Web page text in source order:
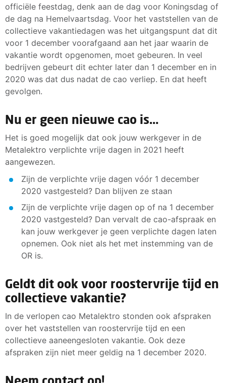
officiële feestdag, denk aan de dag voor Koningsdag of
de dag na Hemelvaartsdag. Voor het vaststellen van de
collectieve vakantiedagen was het uitgangspunt dat dit
voor 1 december voorafgaand aan het jaar waarin de
vakantie wordt opgenomen, moet gebeuren. In veel
bedrijven gebeurt dit echter later dan 1 december en in
2020 was dat dus nadat de cao verliep. En dat heeft
gevolgen.
Nu er geen nieuwe cao is…
Het is goed mogelijk dat ook jouw werkgever in de
Metalektro verplichte vrije dagen in 2021 heeft
aangewezen.
Zijn de verplichte vrije dagen vóór 1 december
2020 vastgesteld? Dan blijven ze staan
Zijn de verplichte vrije dagen op of na 1 december
2020 vastgesteld? Dan vervalt de cao-afspraak en
kan jouw werkgever je geen verplichte dagen laten
opnemen. Ook niet als het met instemming van de
OR is.
Geldt dit ook voor roostervrije tijd en
collectieve vakantie?
In de verlopen cao Metalektro stonden ook afspraken
over het vaststellen van roostervrije tijd en een
collectieve aaneengesloten vakantie. Ook deze
afspraken zijn niet meer geldig na 1 december 2020.